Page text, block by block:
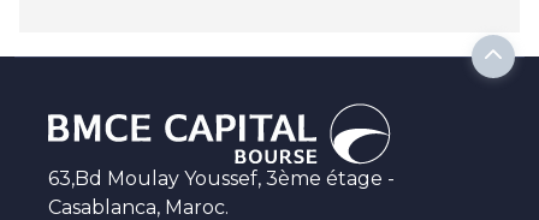
63,Bd Moulay Youssef, 3ème étage -
Casablanca, Maroc.